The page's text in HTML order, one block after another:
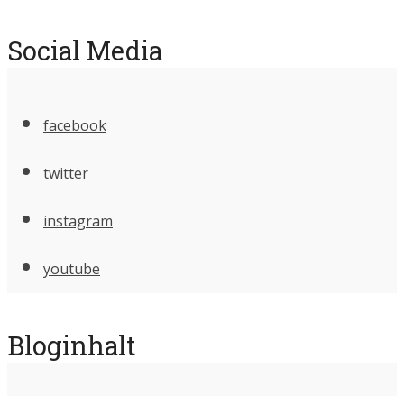
Social Media
facebook
twitter
instagram
youtube
Bloginhalt